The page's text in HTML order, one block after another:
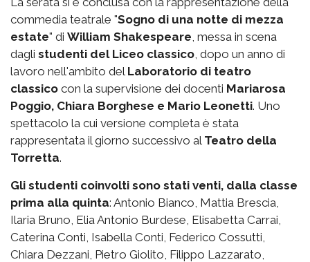
commedia teatrale "Sogno di una notte di mezza
estate" di William Shakespeare , messa in scena
dagli studenti del Liceo classico , dopo un anno di
lavoro nell'ambito del Laboratorio di teatro
classico con la supervisione dei docenti Mariarosa
Poggio, Chiara Borghese e Mario Leonetti. Uno
spettacolo la cui versione completa è stata
rappresentata il giorno successivo al Teatro della
Torretta.
Gli studenti coinvolti sono stati venti, dalla classe
prima alla quinta: Antonio Bianco, Mattia Brescia,
Ilaria Bruno, Elia Antonio Burdese, Elisabetta Carrai,
Caterina Conti, Isabella Conti, Federico Cossutti,
Chiara Dezzani, Pietro Giolito, Filippo Lazzarato,